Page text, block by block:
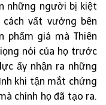
những người bị kiệt
vất vưởng bên
phẩm giá mà Thiên
nói của họ trước
ấy nhận ra những
khi tận mắt chứng
chính họ đã tạo ra.